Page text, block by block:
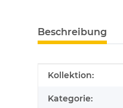
Beschreibung
Produkteigenschaft
Wert
Kollektion:
Kategorie: